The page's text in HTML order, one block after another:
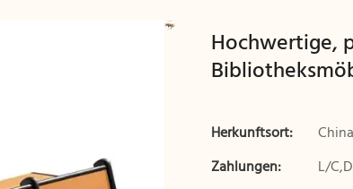
Hochwertige,
Herkunftsort:
China
Zahlungen:
L/